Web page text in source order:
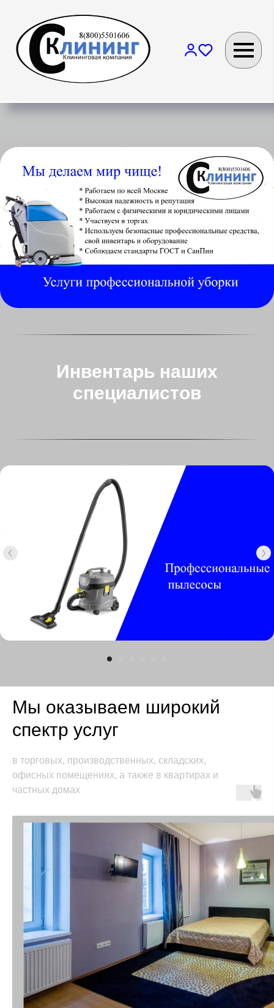
Инвентарь наших
специалистов
Мы оказываем широкий
спектр услуг
в торговых, производственных, складских,
офисных помещениях, а также в квартирах и
частных домах